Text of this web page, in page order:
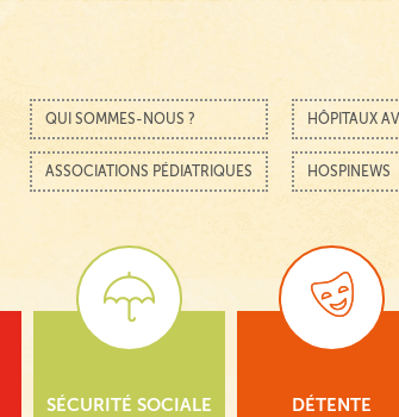
Menu
Passer au contenu
QUI SOMMES-NOUS ? HÔPITAUX
ASSOCIATIONS PÉDIATRIQUES HOSPINEWS
SÉCURITÉ SOCIALE DÉTENTE